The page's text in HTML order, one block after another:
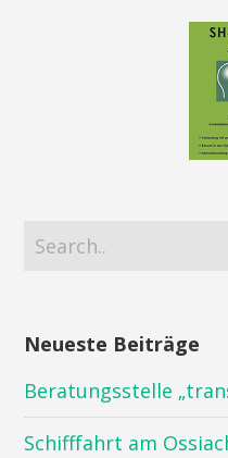
Neueste Beiträge
Beratungsstelle
Schifffahrt am